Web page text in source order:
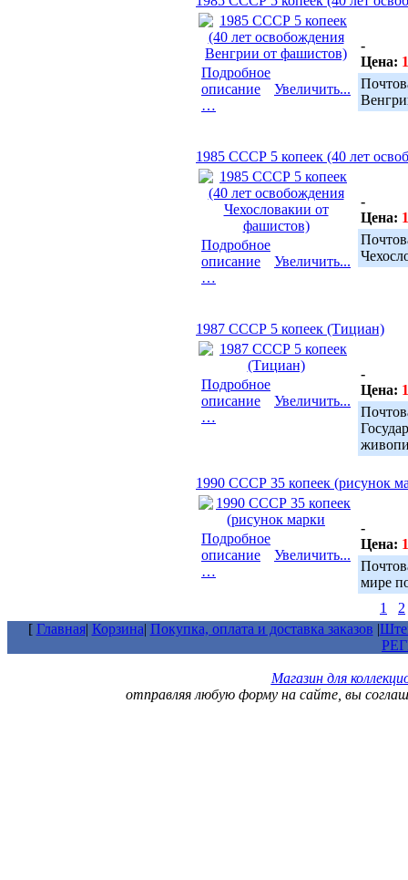
Подробное
описание
…
Увеличить...
-
Цена:
1985 СССР 5 копеек (40 лет
Подробное
описание
…
Увеличить...
-
Цена:
1987 СССР 5 копеек (Тициан)
Подробное
описание
…
Увеличить...
-
Цена:
1990 СССР 35 копеек (рисунок
Подробное
описание
…
Увеличить...
-
Цена:
мире
1
2
[ Главная| Корзина| Покупка, оплата и доставка заказов |
Магазин для
отправляя любую форму на сайте, вы